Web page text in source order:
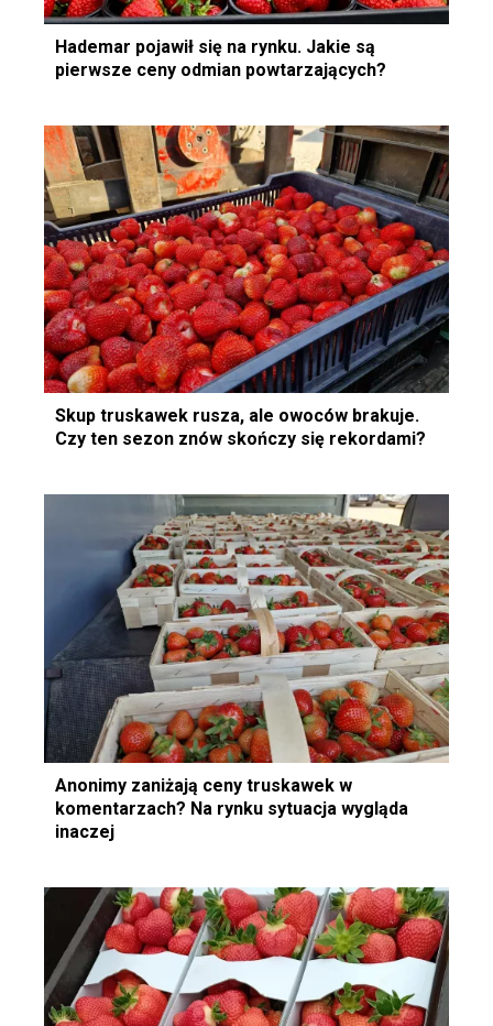
Hademar pojawił się na rynku. Jakie są
pierwsze ceny odmian powtarzających?
Skup truskawek rusza, ale owoców brakuje.
Czy ten sezon znów skończy się rekordami?
Anonimy zaniżają ceny truskawek w
komentarzach? Na rynku sytuacja wygląda
inaczej